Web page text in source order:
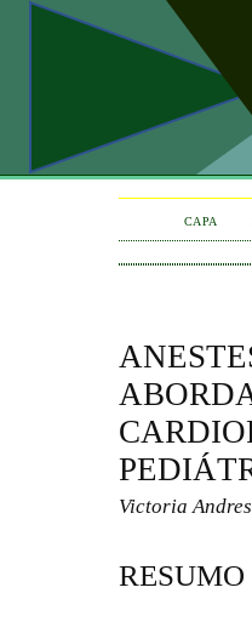
CAPA
Victoria
RESUMO